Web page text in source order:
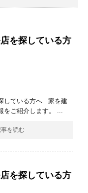
を探している方
している方へ 家を建
をご紹介します。 ...
を読む
を探している方